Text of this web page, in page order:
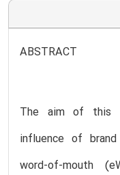
ABSTRACT
The aim of this
influence of
word-of-mouth